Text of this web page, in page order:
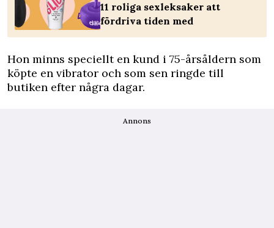
11 roliga sexleksaker att
fördriva tiden med
Hon minns speciellt en kund i 75-årsåldern som
köpte en vibrator och som sen ringde till
butiken efter några dagar.
Annons